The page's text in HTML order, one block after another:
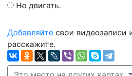
Не двигать.
Добавляйте свои видеозаписи
расскажите.